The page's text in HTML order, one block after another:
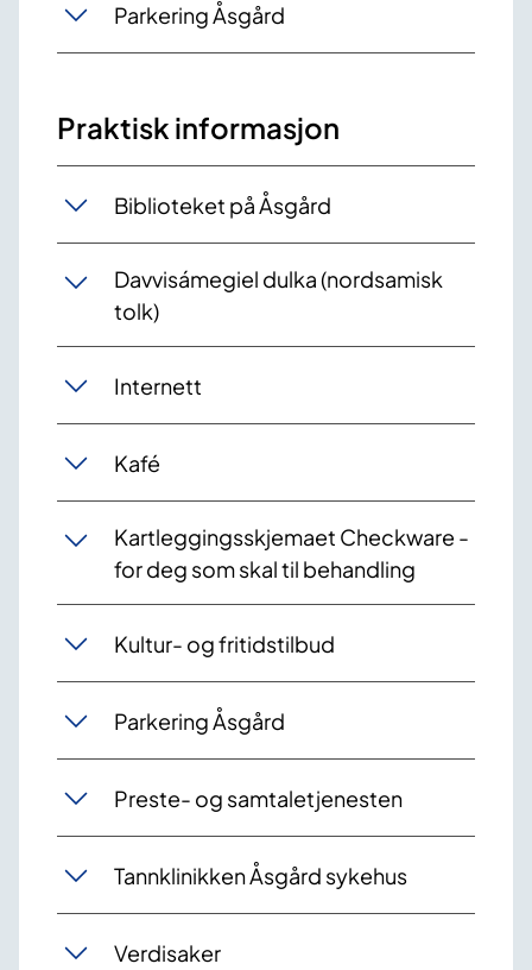
Parkering Åsgård
Praktisk informasjon
Biblioteket på Åsgård
Davvisámegiel dulka (nordsamisk
tolk)
Internett
Kafé
Kartleggingsskjemaet Checkware -
for deg som skal til behandling
Kultur- og fritidstilbud
Parkering Åsgård
Preste- og samtaletjenesten
Tannklinikken Åsgård sykehus
Verdisaker